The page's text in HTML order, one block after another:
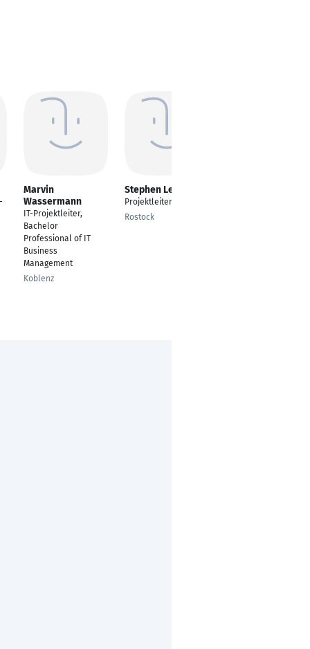
Marvin
Wassermann
IT-Projektleiter,
Bachelor
Professional of IT
Business
Management
Koblenz
Stephen Lehmann
Projektleiter
Rostock